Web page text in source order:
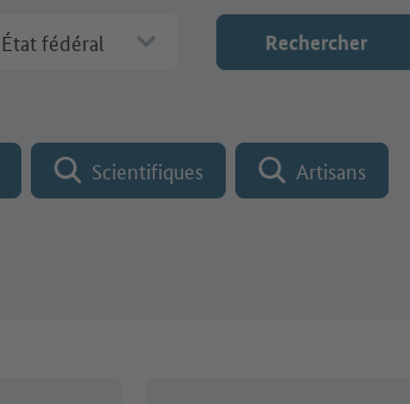
État fédéral Rechercher
Scientifiques Artisans